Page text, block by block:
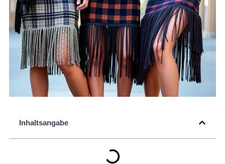
Inhaltsangabe